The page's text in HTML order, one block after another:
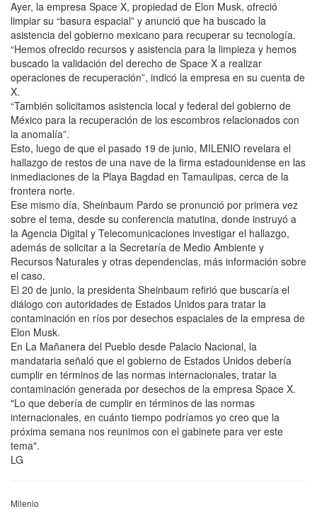
Ayer, la empresa Space X, propiedad de Elon Musk, ofreció
limpiar su “basura espacial” y anunció que ha buscado la
asistencia del gobierno mexicano para recuperar su tecnología.
“Hemos ofrecido recursos y asistencia para la limpieza y hemos
buscado la validación del derecho de Space X a realizar
operaciones de recuperación”, indicó la empresa en su cuenta de
X.
“También solicitamos asistencia local y federal del gobierno de
México para la recuperación de los escombros relacionados con
la anomalía”.
Esto, luego de que el pasado 19 de junio, MILENIO revelara el
hallazgo de restos de una nave de la firma estadounidense en las
inmediaciones de la Playa Bagdad en Tamaulipas, cerca de la
frontera norte.
Ese mismo día, Sheinbaum Pardo se pronunció por primera vez
sobre el tema, desde su conferencia matutina, donde instruyó a
la Agencia Digital y Telecomunicaciones investigar el hallazgo,
además de solicitar a la Secretaría de Medio Ambiente y
Recursos Naturales y otras dependencias, más información sobre
el caso.
El 20 de junio, la presidenta Sheinbaum refirió que buscaría el
diálogo con autoridades de Estados Unidos para tratar la
contaminación en ríos por desechos espaciales de la empresa de
Elon Musk.
En La Mañanera del Pueblo desde Palacio Nacional, la
mandataria señaló que el gobierno de Estados Unidos debería
cumplir en términos de las normas internacionales, tratar la
contaminación generada por desechos de la empresa Space X.
"Lo que debería de cumplir en términos de las normas
internacionales, en cuánto tiempo podríamos yo creo que la
próxima semana nos reunimos con el gabinete para ver este
tema".
LG
Milenio